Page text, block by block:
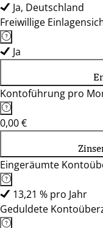
Ja, Deutschland
Freiwillige
Ja
Kontoführung pro
0,00 €
Eingeräumte
13,21 % pro Jahr
Geduldete